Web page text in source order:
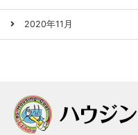
2020年11月